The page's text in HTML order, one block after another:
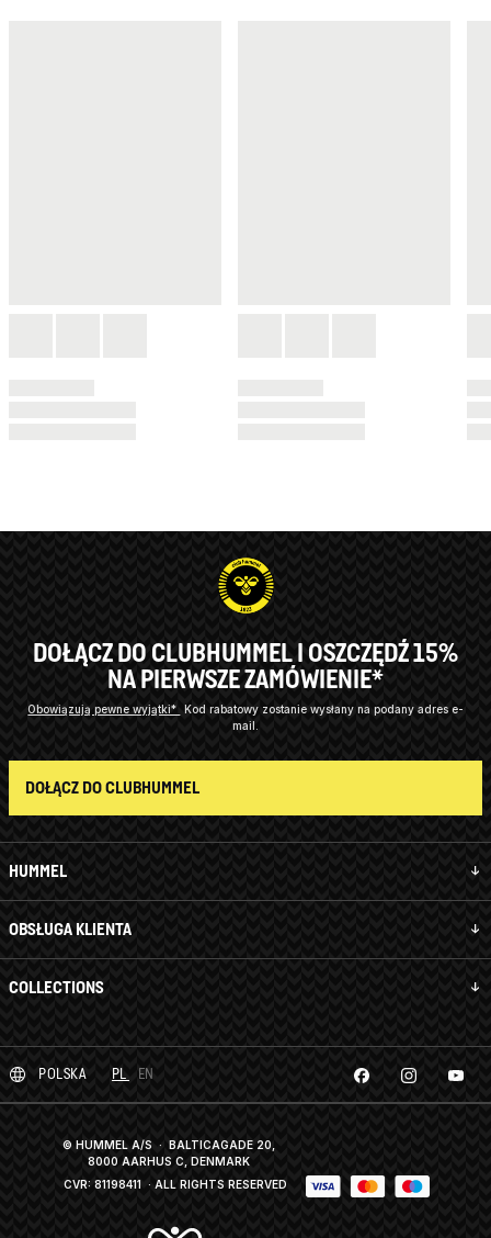
HUMMEL
OBSŁUGA KLIENTA
COLLECTIONS
DOŁĄCZ DO CLUBHUMMEL I OSZCZĘDŹ 15%
NA PIERWSZE ZAMÓWIENIE*
Obowiązują pewne wyjątki* Kod rabatowy zostanie wysłany na podany adres e-
mail.
DOŁĄCZ DO CLUBHUMMEL
POLSKA PL EN
© HUMMEL A/S · BALTICAGADE 20,
8000 AARHUS C, DENMARK
CVR: 81198411 · ALL RIGHTS RESERVED